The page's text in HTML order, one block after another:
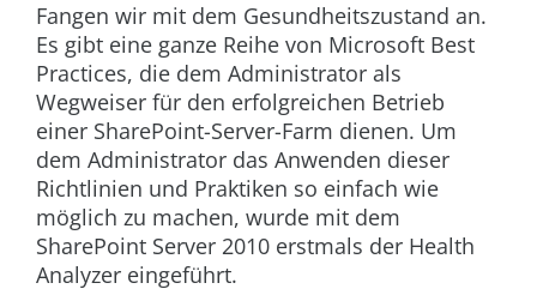
Fangen wir mit dem Gesundheitszustand an.
Es gibt eine ganze Reihe von Microsoft Best
Practices, die dem Administrator als
Wegweiser für den erfolgreichen Betrieb
einer SharePoint-Server-Farm dienen. Um
dem Administrator das Anwenden dieser
Richtlinien und Praktiken so einfach wie
möglich zu machen, wurde mit dem
SharePoint Server 2010 erstmals der Health
Analyzer eingeführt.